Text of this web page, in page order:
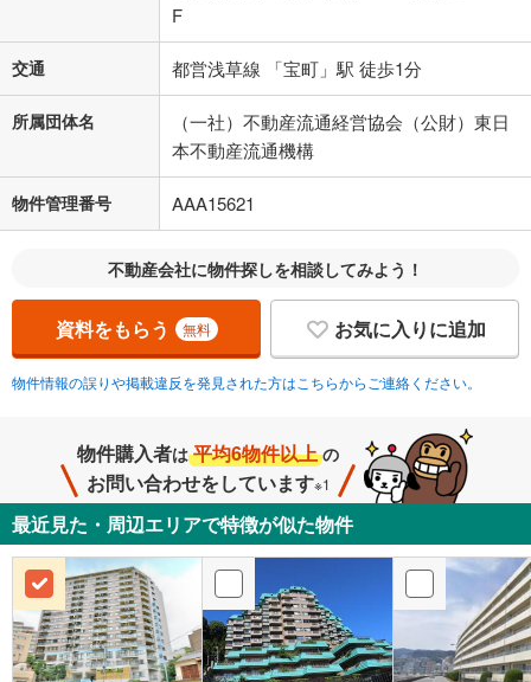
F
交通 都営浅草線 「宝町」駅 徒歩1分
所属団体名
（一社）不動産流通経営協会（公財）東日
本不動産流通機構
物件管理番号 AAA15621
不動産会社に物件探しを相談してみよう！
資料をもらう 無料 お気に入りに追加
物件情報の誤りや掲載違反を発見された方はこちらからご連絡ください。
物件購入者は 平均6物件以上 の
お問い合わせをしています※1
最近見た・周辺エリアで特徴が似た物件